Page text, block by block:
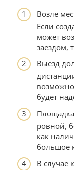
Возле
Если
может
заездом,
Выезд
будет
ровной,
как
большое
В случае